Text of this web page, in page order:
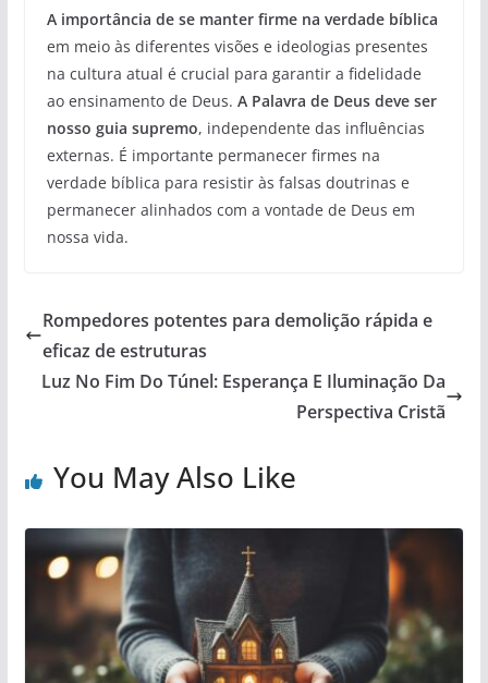
A importância de se manter firme na verdade bíblica
em meio às diferentes visões e ideologias presentes
na cultura atual é crucial para garantir a fidelidade
ao ensinamento de Deus. A Palavra de Deus deve ser
nosso guia supremo, independente das influências
externas. É importante permanecer firmes na
verdade bíblica para resistir às falsas doutrinas e
permanecer alinhados com a vontade de Deus em
nossa vida.
Rompedores potentes para demolição rápida e
eficaz de estruturas
Luz No Fim Do Túnel: Esperança E Iluminação Da
Perspectiva Cristã
You May Also Like